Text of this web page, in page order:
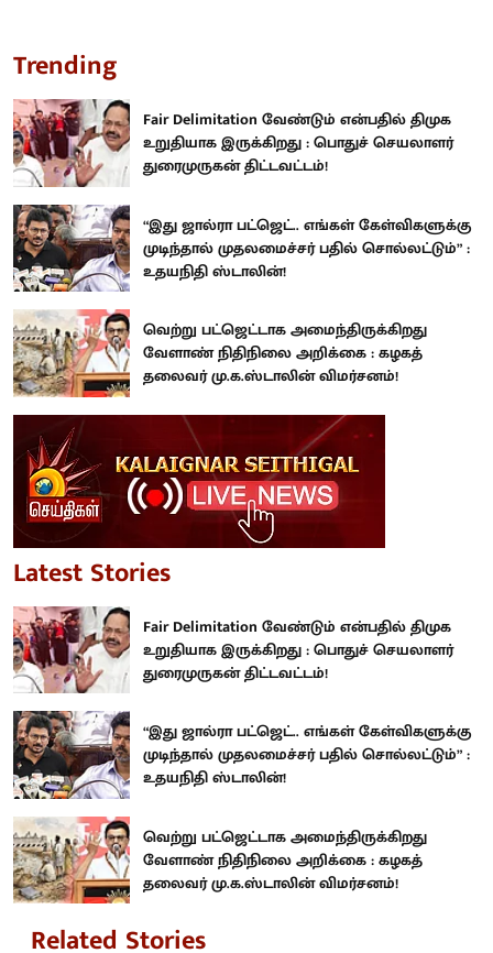
Trending
Fair Delimitation வேண்டும் என்பதில் திமுக
உறுதியாக இருக்கிறது : பொதுச் செயலாளர்
துரைமுருகன் திட்டவட்டம்!
“இது ஜால்ரா பட்ஜெட்.. எங்கள் கேள்விகளுக்கு
முடிந்தால் முதலமைச்சர் பதில் சொல்லட்டும்” :
உதயநிதி ஸ்டாலின்!
வெற்று பட்ஜெட்டாக அமைந்திருக்கிறது
வேளாண் நிதிநிலை அறிக்கை : கழகத்
தலைவர் மு.க.ஸ்டாலின் விமர்சனம்!
Latest Stories
Fair Delimitation வேண்டும் என்பதில் திமுக
உறுதியாக இருக்கிறது : பொதுச் செயலாளர்
துரைமுருகன் திட்டவட்டம்!
“இது ஜால்ரா பட்ஜெட்.. எங்கள் கேள்விகளுக்கு
முடிந்தால் முதலமைச்சர் பதில் சொல்லட்டும்” :
உதயநிதி ஸ்டாலின்!
வெற்று பட்ஜெட்டாக அமைந்திருக்கிறது
வேளாண் நிதிநிலை அறிக்கை : கழகத்
தலைவர் மு.க.ஸ்டாலின் விமர்சனம்!
Related Stories